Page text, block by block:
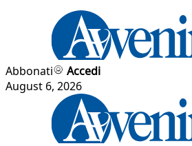
Abbonati
Accedi
August 6, 2026